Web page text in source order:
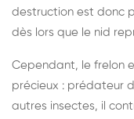
destruction est donc
dès lors que le nid
Cependant, le frelon
précieux : prédateur
autres insectes, il